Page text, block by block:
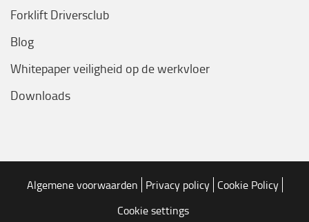
Forklift Driversclub
Blog
Whitepaper veiligheid op de werkvloer
Downloads
Algemene voorwaarden Privacy policy Cookie Policy
Cookie settings